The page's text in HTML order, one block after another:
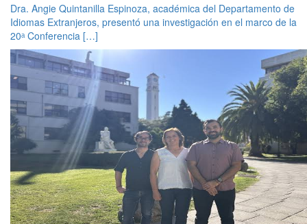
Dra. Angie Quintanilla Espinoza, académica del Departamento de
Idiomas Extranjeros, presentó una investigación en el marco de la
20ᵃ Conferencia […]